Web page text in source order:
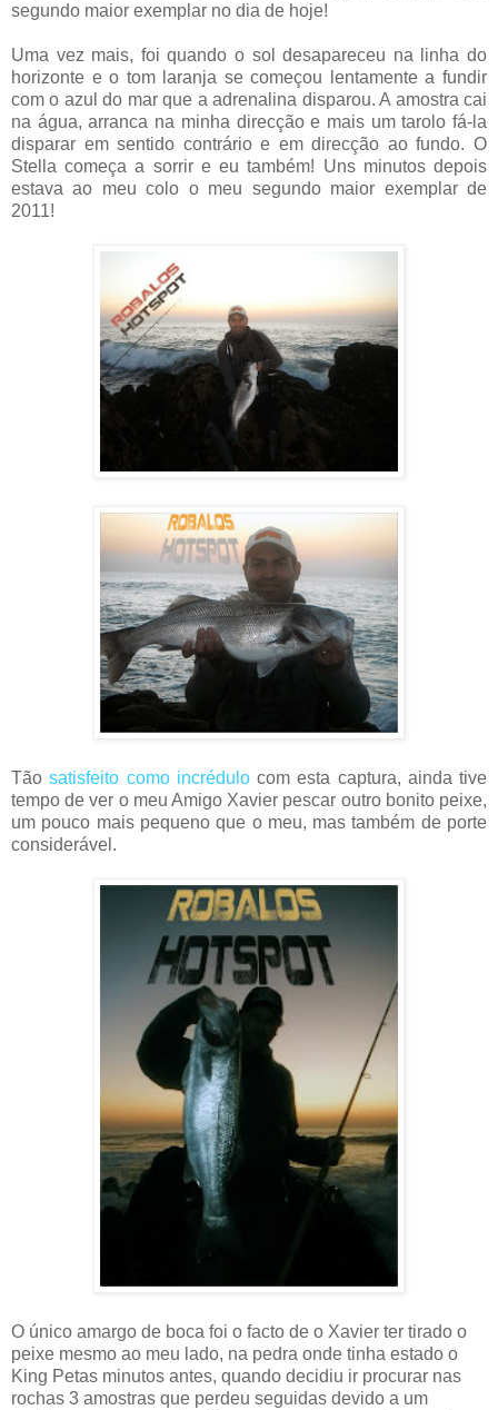
segundo maior exemplar no dia de hoje!
Uma vez mais, foi quando o sol desapareceu na linha do
horizonte e o tom laranja se começou lentamente a fundir
com o azul do mar que a adrenalina disparou. A amostra cai
na água, arranca na minha direcção e mais um tarolo fá-la
disparar em sentido contrário e em direcção ao fundo. O
Stella começa a sorrir e eu também! Uns minutos depois
estava ao meu colo o meu segundo maior exemplar de
2011!
Tãosatisfeito como incrédulocom esta captura, ainda tive
tempo de ver o meu Amigo Xavier pescar outro bonito peixe,
um pouco mais pequeno que o meu, mas também de porte
considerável.
O único amargo de boca foi o facto de o Xavier ter tirado o
peixe mesmo ao meu lado, na pedra onde tinha estado o
King Petas minutos antes, quando decidiu ir procurar nas
rochas 3 amostras que perdeu seguidas devido a um